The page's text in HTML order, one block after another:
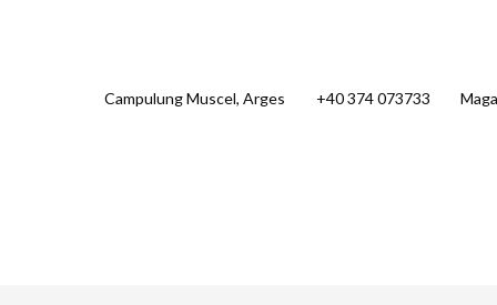
Campulung Muscel, Arges +40 374 073733